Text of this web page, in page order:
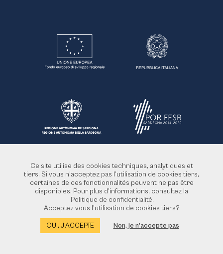
Projet financé par l'Union européenne POR FESR 2014-2020 - Action 6.8.3 Fiche 2.1. Les portes
du quartier
Ce site utilise des cookies techniques, analytiques et
tiers. Si vous n’acceptez pas l’utilisation de cookies tiers,
certaines de ces fonctionnalités peuvent ne pas être
disponibles. Pour plus d’informations, consultez la
Politique de confidentialité.
Acceptez-vous l’utilisation de cookies tiers?
OUI, J’ACCEPTE Non, je n’accepte pas